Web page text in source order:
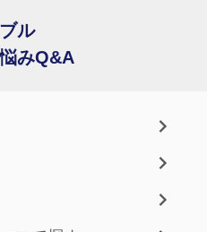
ル
みQ&A